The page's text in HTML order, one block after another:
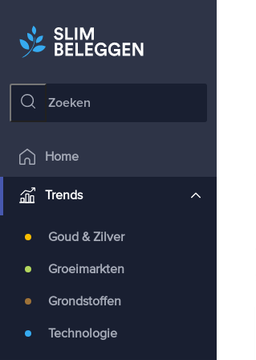
Home
Trends
Goud & Zilver
Groeimarkten
Grondstoffen
Technologie